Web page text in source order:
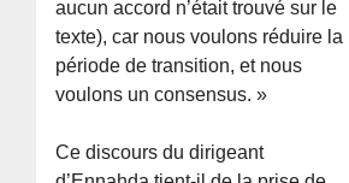
aucun accord n’était trouvé sur le
texte), car nous voulons réduire la
période de transition, et nous
voulons un consensus. »
Ce discours du dirigeant